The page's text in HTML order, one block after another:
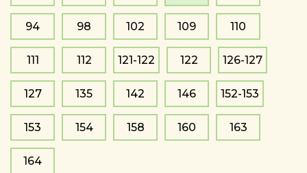
94 98 102 109 110
111 112 121-122 122 126-127
127 135 142 146 152-153
153 154 158 160 163
164